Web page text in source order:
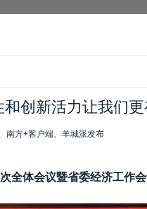
创新活力让我们
南方+客户端、羊城派发布
全体会议暨省委经济工作